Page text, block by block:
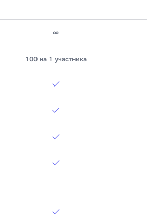
∞
100 на 1 участника